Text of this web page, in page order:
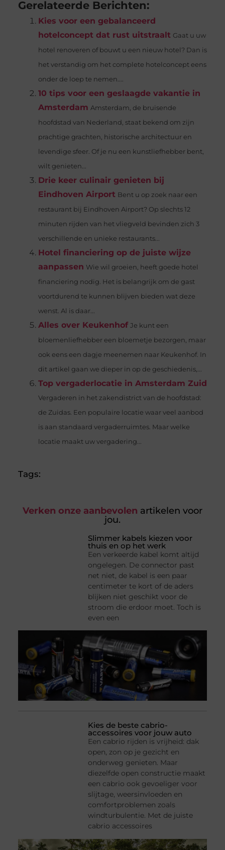
Gerelateerde Berichten:
Kies voor een gebalanceerd
hotelconcept dat rust uitstraalt Gaat u uw
hotel renoveren of bouwt u een nieuw hotel? Dan is
het verstandig om het complete hotelconcept eens
onder de loep te nemen....
10 tips voor een geslaagde vakantie in
Amsterdam Amsterdam, de bruisende
hoofdstad van Nederland, staat bekend om zijn
prachtige grachten, historische architectuur en
levendige sfeer. Of je nu een kunstliefhebber bent,
wilt genieten...
Drie keer culinair genieten bij
Eindhoven Airport Bent u op zoek naar een
restaurant bij Eindhoven Airport? Op slechts 12
minuten rijden van het vliegveld bevinden zich 3
verschillende en unieke restaurants...
Hotel financiering op de juiste wijze
aanpassen Wie wil groeien, heeft goede hotel
financiering nodig. Het is belangrijk om de gast
voortdurend te kunnen blijven bieden wat deze
wenst. Al is daar...
Alles over Keukenhof Je kunt een
bloemenliefhebber een bloemetje bezorgen, maar
ook eens een dagje meenemen naar Keukenhof. In
dit artikel gaan we dieper in op de geschiedenis,...
Top vergaderlocatie in Amsterdam Zuid
Vergaderen in het zakendistrict van de hoofdstad:
de Zuidas. Een populaire locatie waar veel aanbod
is aan standaard vergaderruimtes. Maar welke
locatie maakt uw vergadering...
Tags:
Verken onze aanbevolen artikelen voor
jou.
Slimmer kabels kiezen voor
thuis en op het werk
Een verkeerde kabel komt altijd
ongelegen. De connector past
net niet, de kabel is een paar
centimeter te kort of de aders
blijken niet geschikt voor de
stroom die erdoor moet. Toch is
even een
Kies de beste cabrio-
accessoires voor jouw auto
Een cabrio rijden is vrijheid: dak
open, zon op je gezicht en
onderweg genieten. Maar
diezelfde open constructie maakt
een cabrio ook gevoeliger voor
slijtage, weersinvloeden en
comfortproblemen zoals
windturbulentie. Met de juiste
cabrio accessoires